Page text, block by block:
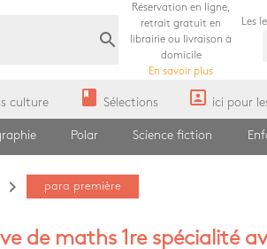
search
Réservation en ligne,
retrait gratuit en
librairie ou livraison à
domicile
En savoir plus
Les
culture book Sélections portrait ici pour
Polar Science fiction
navigate_next para première
de maths 1re spécialité